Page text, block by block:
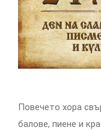
Повечето хора
балове, пиене и